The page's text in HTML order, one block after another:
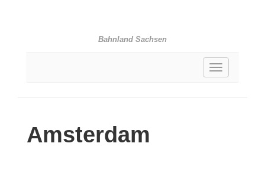
Bahnland Sachsen
Toggle
Amsterdam